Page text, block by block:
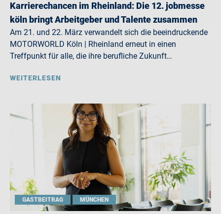
Karrierechancen im Rheinland: Die 12. jobmesse
köln bringt Arbeitgeber und Talente zusammen
Am 21. und 22. März verwandelt sich die beeindruckende
MOTORWORLD Köln | Rheinland erneut in einen
Treffpunkt für alle, die ihre berufliche Zukunft…
WEITERLESEN
GASTBEITRAG MÜNCHEN